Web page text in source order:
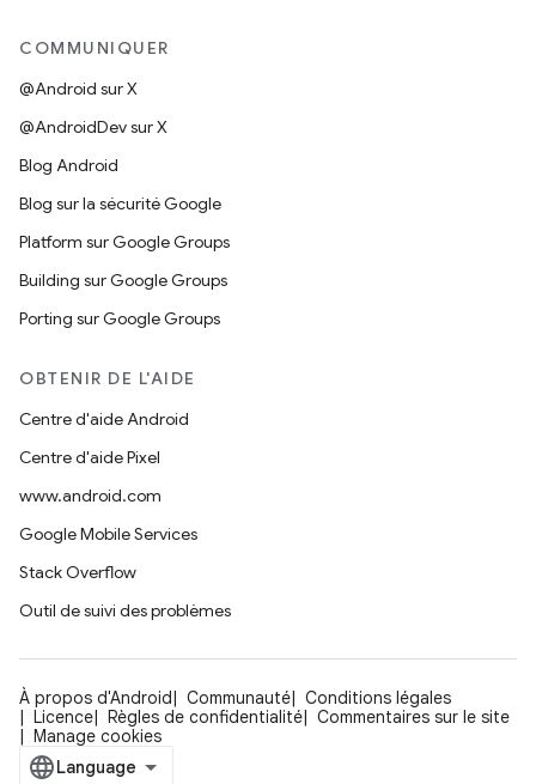
COMMUNIQUER
@Android sur X
@AndroidDev sur X
Blog Android
Blog sur la sécurité Google
Platform sur Google Groups
Building sur Google Groups
Porting sur Google Groups
OBTENIR DE L'AIDE
Centre d'aide Android
Centre d'aide Pixel
www.android.com
Google Mobile Services
Stack Overflow
Outil de suivi des problèmes
À propos d'Android Communauté
Conditions légales
Licence
Règles de confidentialité
Commentaires sur le site
Manage cookies